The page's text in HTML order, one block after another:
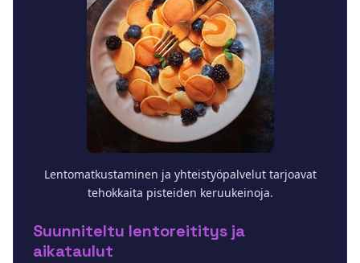
Lentomatkustaminen ja yhteistyöpalvelut tarjoavat
tehokkaita pisteiden keruukeinoja.
Suunniteltu lentoreititys ja
aikataulut